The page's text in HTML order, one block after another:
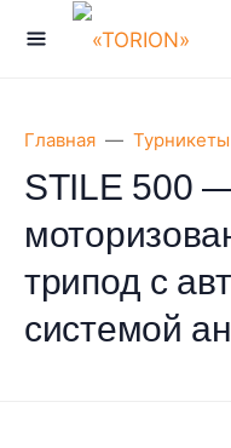
Главная Турникеты
STILE 500
трипод с
системой